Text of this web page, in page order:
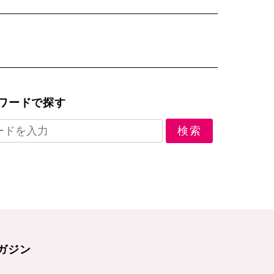
ードで探す
ジン